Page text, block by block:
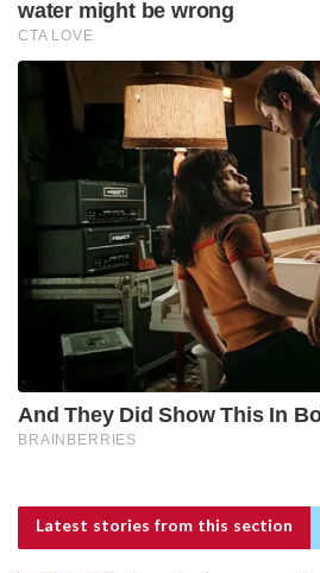
Latest stories from this section